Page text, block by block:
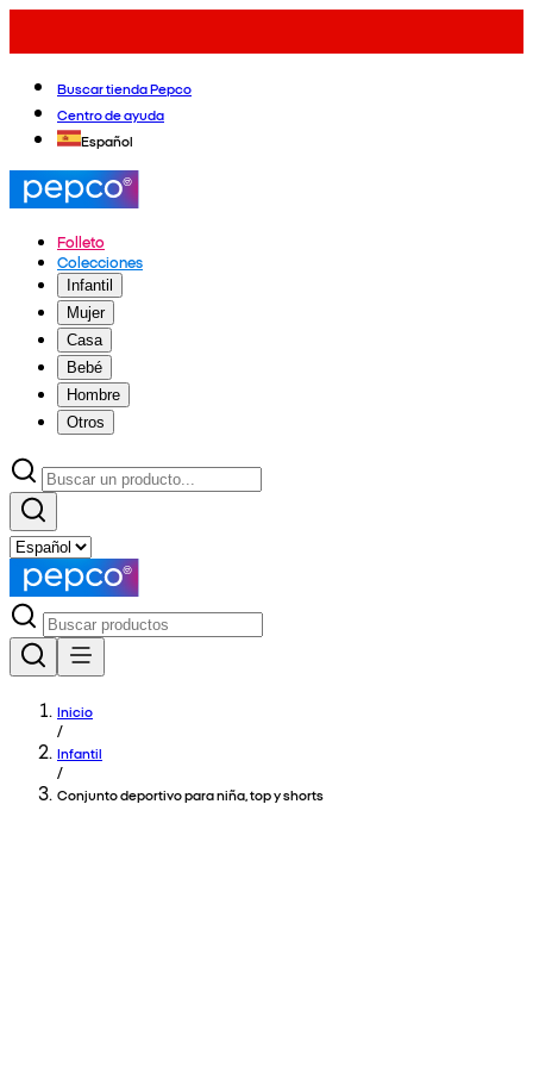
Buscar tienda Pepco
Centro de ayuda
Español
Folleto
Colecciones
Infantil
Mujer
Casa
Bebé
Hombre
Otros
Inicio
/
Infantil
/
Conjunto deportivo para niña, top y shorts